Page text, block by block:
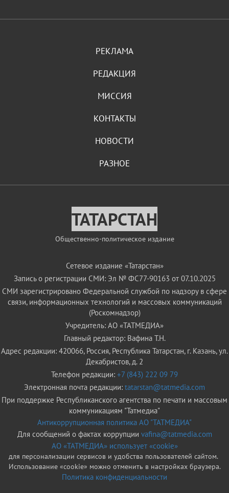
РЕКЛАМА
РЕДАКЦИЯ
МИССИЯ
КОНТАКТЫ
НОВОСТИ
РАЗНОЕ
ТАТАРСТАН
Общественно-политическое издание
Сетевое издание «Татарстан»
Запись о регистрации СМИ: Эл № ФС77-90163 от 07.10.2025
СМИ зарегистрировано Федеральной службой по надзору в сфере
связи, информационных технологий и массовых коммуникаций
(Роскомнадзор)
Учредитель: АО «ТАТМЕДИА»
Главный редактор: Вафина Т.Н.
Адрес редакции: 420066, Россия, Республика Татарстан, г. Казань, ул.
Декабристов, д. 2
Телефон редакции: +7 (843) 222 09 79
Электронная почта редакции: tatarstan@tatmedia.com
При поддержке Республиканского агентства по печати и массовым
коммуникациям "Татмедиа"
Антикоррупционная политика АО "ТАТМЕДИА"
Для сообщений о фактах коррупции vafina@tatmedia.com
АО «ТАТМЕДИА» использует «cookie»
для персонализации сервисов и удобства пользователей сайтом.
Использование «cookie» можно отменить в настройках браузера.
Политика конфиденциальности